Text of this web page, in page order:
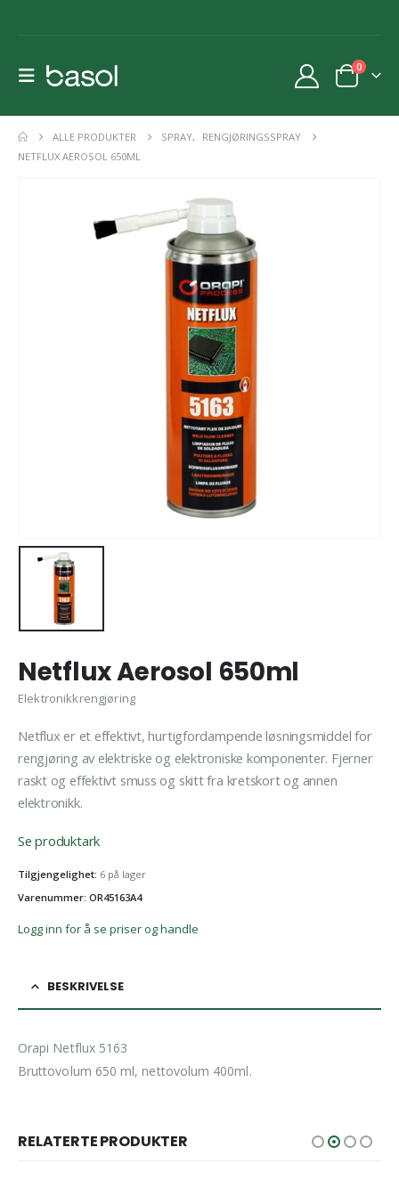
0
ALLE PRODUKTER SPRAY,
RENGJØRINGSSPRAY
NETFLUX AEROSOL 650ML
Netflux Aerosol 650ml
Elektronikkrengjøring
Netflux er et effektivt, hurtigfordampende løsningsmiddel for
rengjøring av elektriske og elektroniske komponenter. Fjerner
raskt og effektivt smuss og skitt fra kretskort og annen
elektronikk.
Se produktark
Tilgjengelighet: 6 på lager
Varenummer: OR45163A4
Logg inn for å se priser og handle
BESKRIVELSE
Orapi Netflux 5163
Bruttovolum 650 ml, nettovolum 400ml.
RELATERTE PRODUKTER